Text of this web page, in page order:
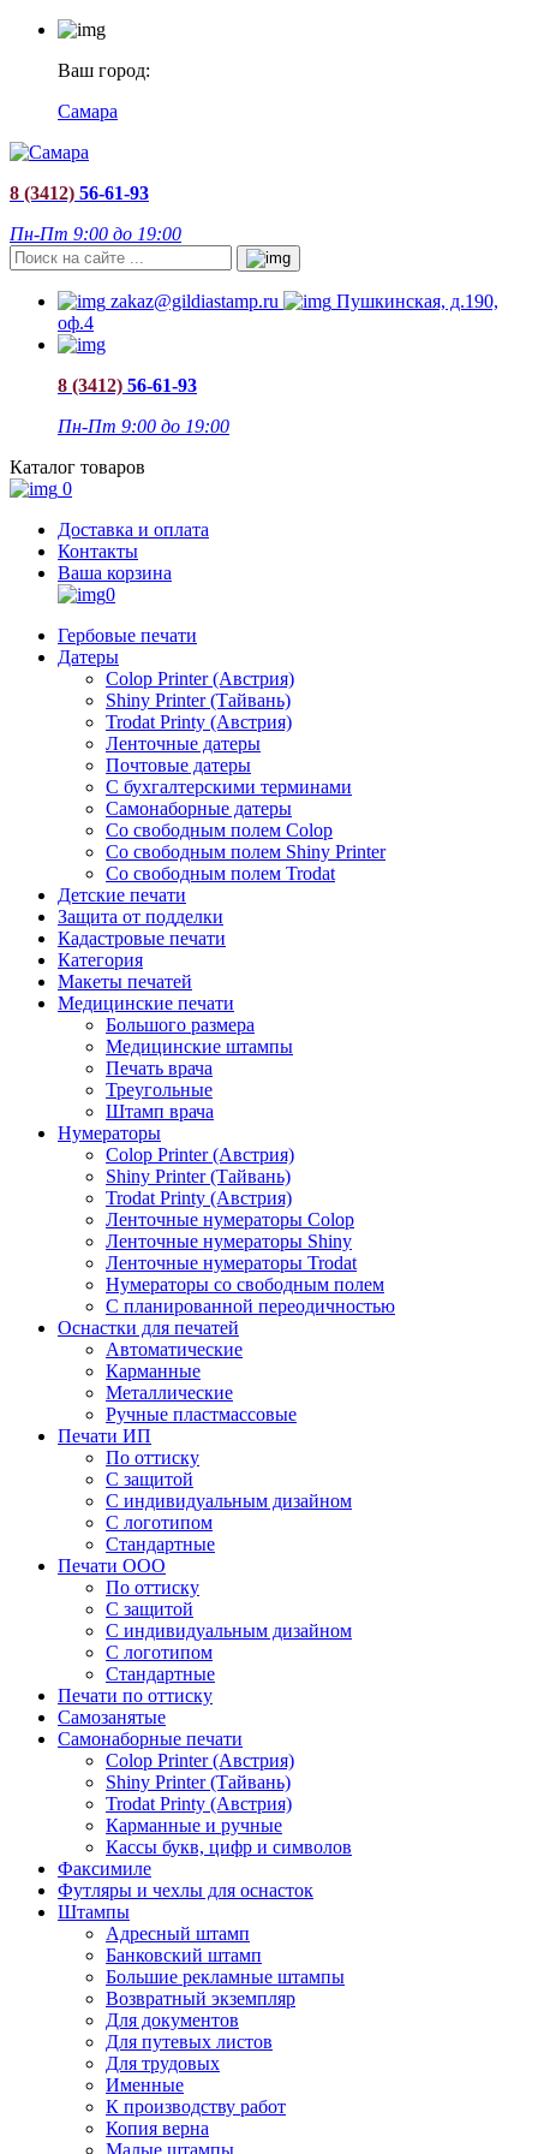
Ваш город:
Самара
8 (3412) 56-61-93
Пн-Пт 9:00 до 19:00
zakaz@gildiastamp.ru
Пушкинская, д.190,
оф.4
8 (3412) 56-61-93
Пн-Пт 9:00 до 19:00
Каталог товаров
0
Доставка и оплата
Контакты
Ваша корзина
0
Гербовые печати
Датеры
Colop Printer (Австрия)
Shiny Printer (Тайвань)
Trodat Printy (Австрия)
Ленточные датеры
Почтовые датеры
С бухгалтерскими терминами
Самонаборные датеры
Со свободным полем Colop
Со свободным полем Shiny Printer
Со свободным полем Trodat
Детские печати
Защита от подделки
Кадастровые печати
Категория
Макеты печатей
Медицинские печати
Большого размера
Медицинские штампы
Печать врача
Треугольные
Штамп врача
Нумераторы
Colop Printer (Австрия)
Shiny Printer (Тайвань)
Trodat Printy (Австрия)
Ленточные нумераторы Colop
Ленточные нумераторы Shiny
Ленточные нумераторы Trodat
Нумераторы со свободным полем
С планированной переодичностью
Оснастки для печатей
Автоматические
Карманные
Металлические
Ручные пластмассовые
Печати ИП
По оттиску
С защитой
С индивидуальным дизайном
С логотипом
Стандартные
Печати ООО
По оттиску
С защитой
С индивидуальным дизайном
С логотипом
Стандартные
Печати по оттиску
Самозанятые
Самонаборные печати
Colop Printer (Австрия)
Shiny Printer (Тайвань)
Trodat Printy (Австрия)
Карманные и ручные
Кассы букв, цифр и символов
Факсимиле
Футляры и чехлы для оснасток
Штампы
Адресный штамп
Банковский штамп
Большие рекламные штампы
Возвратный экземпляр
Для документов
Для путевых листов
Для трудовых
Именные
К производству работ
Копия верна
Малые штампы